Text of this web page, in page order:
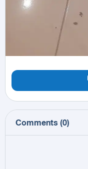
Comments (0)